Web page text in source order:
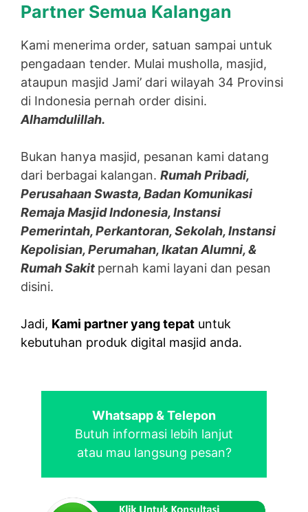
Partner Semua Kalangan
Kami menerima order, satuan sampai untuk
pengadaan tender. Mulai musholla, masjid,
ataupun masjid Jami’ dari wilayah 34 Provinsi
di Indonesia pernah order disini.
Alhamdulillah.
Bukan hanya masjid, pesanan kami datang
dari berbagai kalangan. Rumah Pribadi,
Perusahaan Swasta, Badan Komunikasi
Remaja Masjid Indonesia, Instansi
Pemerintah, Perkantoran, Sekolah, Instansi
Kepolisian, Perumahan, Ikatan Alumni, &
Rumah Sakit pernah kami layani dan pesan
disini.
Jadi, Kami partner yang tepat untuk
kebutuhan produk digital masjid anda.
Whatsapp & Telepon
Butuh informasi lebih lanjut
atau mau langsung pesan?